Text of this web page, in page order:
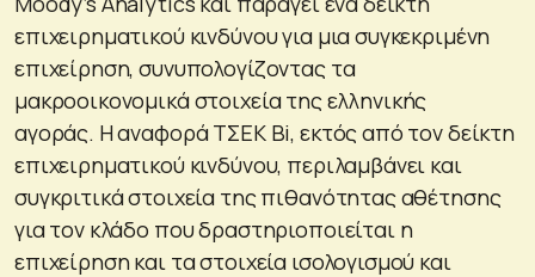
επιχειρηματικού κινδύνου για μια συγκεκριμένη
επιχείρηση, συνυπολογίζοντας τα
μακροοικονομικά στοιχεία της ελληνικής
αγοράς. Η αναφορά ΤΣΕΚ Bi, εκτός από τον δείκτη
επιχειρηματικού κινδύνου, περιλαμβάνει και
συγκριτικά στοιχεία της πιθανότητας αθέτησης
για τον κλάδο που δραστηριοποιείται η
επιχείρηση και τα στοιχεία ισολογισμού και